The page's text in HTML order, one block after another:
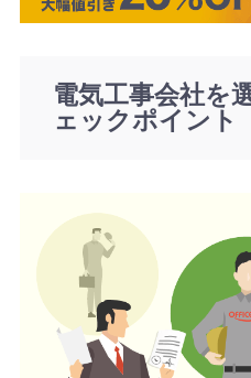
電気工事会社を
ェックポイント